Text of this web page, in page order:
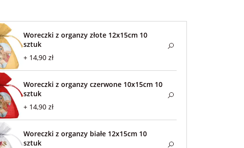
Woreczki z organzy złote 12x15cm 10
sztuk
+ 14,90 zł
Woreczki z organzy czerwone 10x15cm 10
sztuk
+ 14,90 zł
Woreczki z organzy białe 12x15cm 10
sztuk